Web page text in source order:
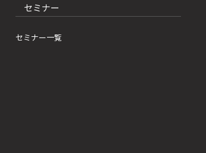
セミナー
セミナー一覧